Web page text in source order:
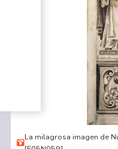
La milagrosa imagen de